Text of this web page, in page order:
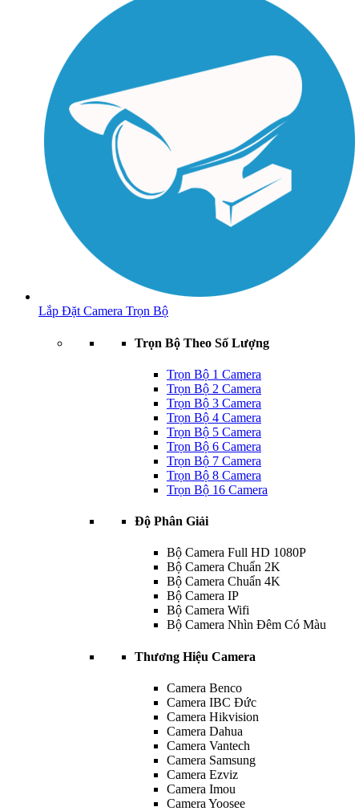
Lắp Đặt Camera Trọn Bộ
Trọn Bộ Theo Số Lượng
Trọn Bộ 1 Camera
Trọn Bộ 2 Camera
Trọn Bộ 3 Camera
Trọn Bộ 4 Camera
Trọn Bộ 5 Camera
Trọn Bộ 6 Camera
Trọn Bộ 7 Camera
Trọn Bộ 8 Camera
Trọn Bộ 16 Camera
Độ Phân Giải
Bộ Camera Full HD 1080P
Bộ Camera Chuẩn 2K
Bộ Camera Chuẩn 4K
Bộ Camera IP
Bộ Camera Wifi
Bộ Camera Nhìn Đêm Có Màu
Thương Hiệu Camera
Camera Benco
Camera IBC Đức
Camera Hikvision
Camera Dahua
Camera Vantech
Camera Samsung
Camera Ezviz
Camera Imou
Camera Yoosee